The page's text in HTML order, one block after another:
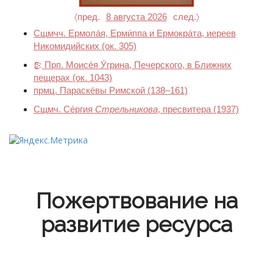
〈пред. 8 августа 2026
след.〉
Сщмчч. Ермола́я, Ерми́ппа и Ермокра́та, иереев
Никомидийских (ок. 305)
Прп. Моисе́я У́грина, Печерского, в Ближних
пещерах (ок. 1043)
прмц. Параске́вы Римской (138–161)
Сщмч. Се́ргия Стрельникова, пресвитера (1937)
Пожертвование на
развитие ресурса